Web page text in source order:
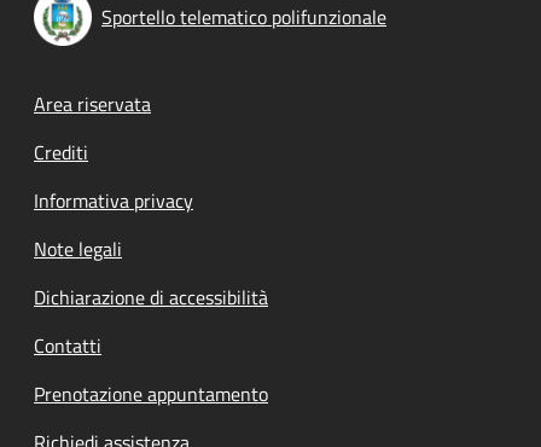
Sportello telematico polifunzionale
Footer menu
Area riservata
Crediti
Informativa privacy
Note legali
Dichiarazione di accessibilità
Contatti
Prenotazione appuntamento